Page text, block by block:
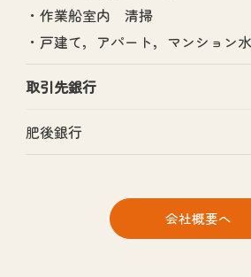
・作業船室内 清掃
・戸建て，アパート，マンション
取引先銀行
肥後銀行
会社概要へ